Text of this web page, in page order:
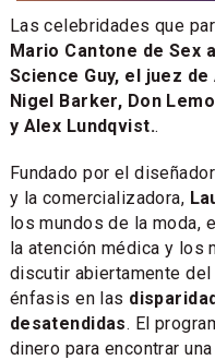
Las celebridades que
Mario Cantone de Sex
Science Guy, el juez
Nigel Barker, Don
y Alex Lundqvist..
Fundado por el
y la comercializadora,
los mundos de la moda,
la atención médica y los
discutir abiertamente del
énfasis en las
desatendidas. El
dinero para encontrar